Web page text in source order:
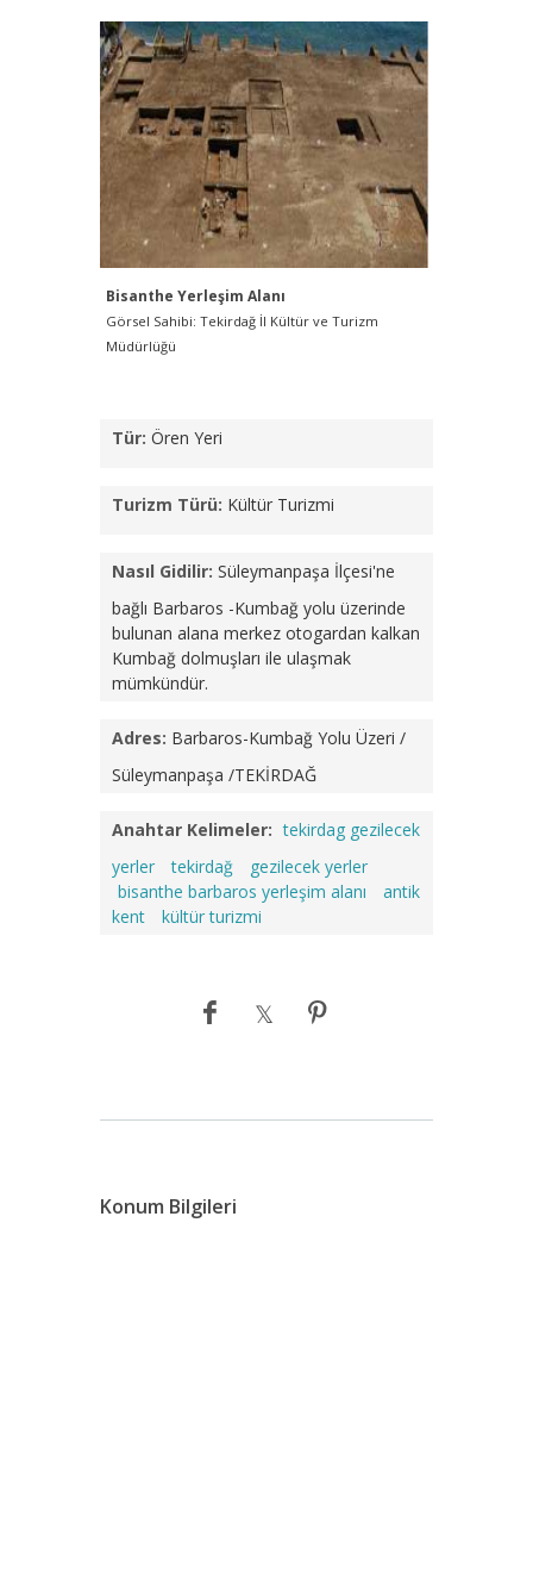
Bisanthe Yerleşim Alanı
Görsel Sahibi: Tekirdağ İl Kültür ve Turizm
Müdürlüğü
Tür: Ören Yeri
Turizm Türü: Kültür Turizmi
Nasıl Gidilir: Süleymanpaşa İlçesi'ne
bağlı Barbaros -Kumbağ yolu üzerinde
bulunan alana merkez otogardan kalkan
Kumbağ dolmuşları ile ulaşmak
mümkündür.
Adres: Barbaros-Kumbağ Yolu Üzeri /
Süleymanpaşa /TEKİRDAĞ
Anahtar Kelimeler: tekirdag gezilecek
yerler
tekirdağ
gezilecek yerler
bisanthe barbaros yerleşim alanı
antik
kent
kültür turizmi
Konum Bilgileri